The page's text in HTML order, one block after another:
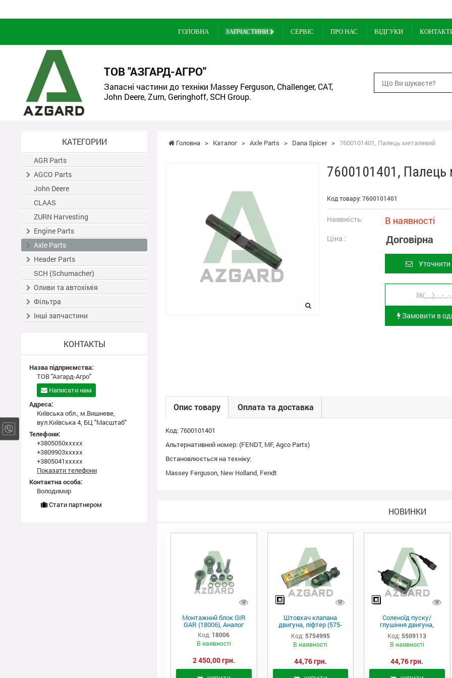
ГОЛОВНА ЗАПЧАСТИНИ СЕРВІС ПРО НАС ВІДГУКИ
ТОВ "АЗГАРД-АГРО"
Запасні частини до техніки Massey Ferguson, Challenger, CAT,
John Deere, Zurn, Geringhoff, SCH Group.
Головна > Каталог > Axle Parts > Dana Spicer > 7600101401, Палець металевий
7600101401, Палець
Код товару: 7600101401
Наявність: В наявності
Ціна : Договірна
Уточнити
Замовити в
Опис товару Оплата та доставка
Код: 7600101401
Альтернативний номер: (FENDT, MF, Agco Parts)
Встановлюється на техніку:
Massey Ferguson, New Holland, Fendt
НОВИНКИ
Монтажний блок GIR
GAR (18006), Аналог
Код: 18006
В наявності
2 450,00 грн.
Штовхач клапана
двигуна, ліфтер (575-
4995)
Код: 5754995
В наявності
44,76 грн.
Соленоїд пуску/
глушіння двигуна,
актуатор (550-9113)
Код: 5509113
В наявності
44,76 грн.
КАТЕГОРИИ
AGR Parts
AGCO Parts
John Deere
CLAAS
ZURN Harvesting
Engine Parts
Axle Parts
Header Parts
SCH (Schumacher)
Оливи та автохімія
Фільтра
Інші запчастини
КОНТАКТЫ
Назва підприємства:
ТОВ "Азгард-Агро"
Написати нам
Адреса:
Київська обл., м.Вишневе,
вул.Київська 4, БЦ "Масштаб"
Телефони:
+3805050xxxxx
+3809903xxxxx
+3805041xxxxx
Показати телефони
Контактна особа:
Володимир
Стати партнером